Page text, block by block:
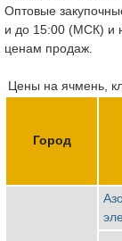
Оптовые
и до 15:00 (МСК) и
ценам продаж.
Цены на ячмень,
Город